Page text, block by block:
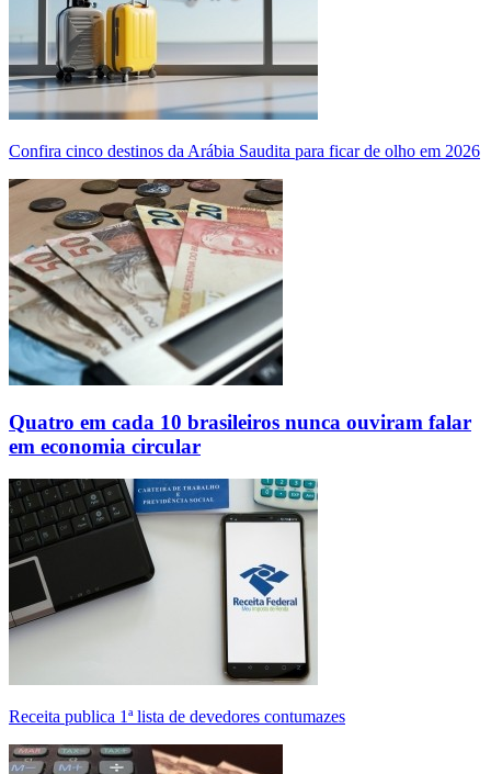
Confira cinco destinos da Arábia Saudita para ficar de olho em 2026
Quatro em cada 10 brasileiros nunca ouviram falar
em economia circular
Receita publica 1ª lista de devedores contumazes